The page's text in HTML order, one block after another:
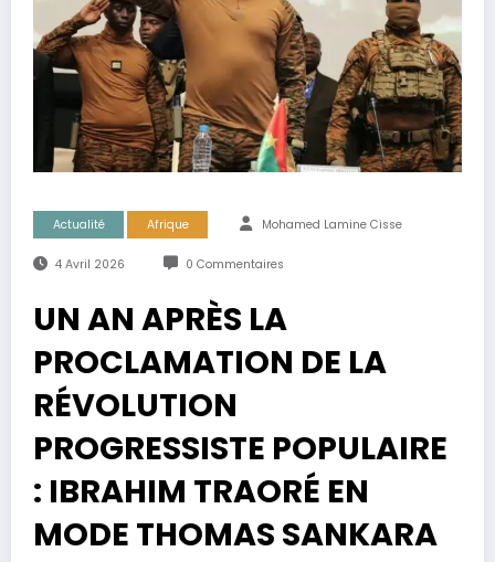
Actualité Afrique Mohamed Lamine Cisse
4 Avril 2026 0 Commentaires
UN AN APRÈS LA
PROCLAMATION DE LA
RÉVOLUTION
PROGRESSISTE POPULAIRE
: IBRAHIM TRAORÉ EN
MODE THOMAS SANKARA